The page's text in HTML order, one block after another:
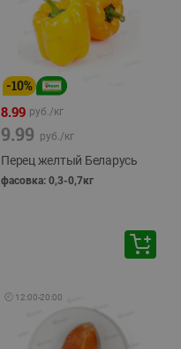
-10%
8.99 руб./кг
9.99 руб./кг
Перец желтый Беларусь
фасовка: 0,3-0,7кг
🕘 12:00-20:00